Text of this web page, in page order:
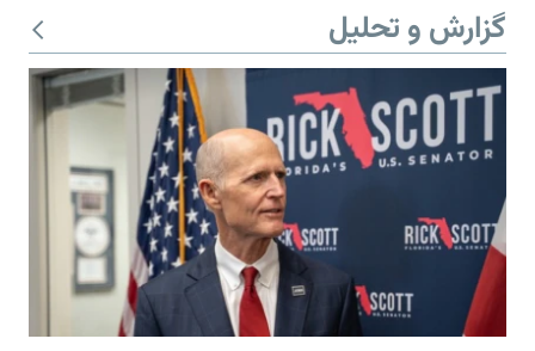
گزارش و تحلیل